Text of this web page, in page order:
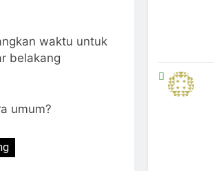
waktu untuk
belakang
umum?